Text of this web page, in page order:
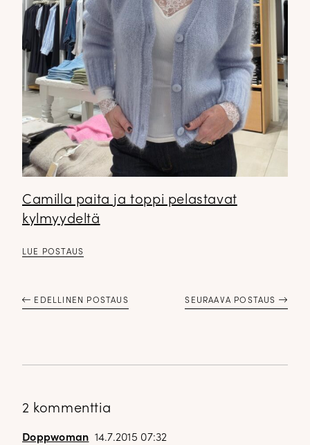
Camilla paita ja toppi pelastavat
kylmyydeltä
LUE POSTAUS
EDELLINEN POSTAUS SEURAAVA POSTAUS
2 kommenttia
Doppwoman 14.7.2015 07:32